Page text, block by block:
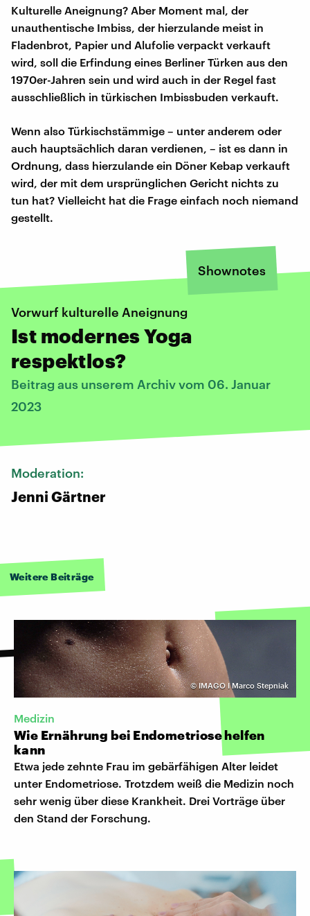
Kulturelle Aneignung? Aber Moment mal, der
unauthentische Imbiss, der hierzulande meist in
Fladenbrot, Papier und Alufolie verpackt verkauft
wird, soll die Erfindung eines Berliner Türken aus den
1970er-Jahren sein und wird auch in der Regel fast
ausschließlich in türkischen Imbissbuden verkauft.
Wenn also Türkischstämmige – unter anderem oder
auch hauptsächlich daran verdienen, – ist es dann in
Ordnung, dass hierzulande ein Döner Kebap verkauft
wird, der mit dem ursprünglichen Gericht nichts zu
tun hat? Vielleicht hat die Frage einfach noch niemand
gestellt.
Shownotes
Vorwurf kulturelle Aneignung
Ist modernes Yoga
respektlos?
Beitrag aus unserem Archiv vom 06. Januar
2023
Moderation:
Jenni Gärtner
Weitere Beiträge
©IMAGO I Marco Stepniak
Medizin
Wie Ernährung bei Endometriose helfen
kann
Etwa jede zehnte Frau im gebärfähigen Alter leidet
unter Endometriose. Trotzdem weiß die Medizin noch
sehr wenig über diese Krankheit. Drei Vorträge über
den Stand der Forschung.